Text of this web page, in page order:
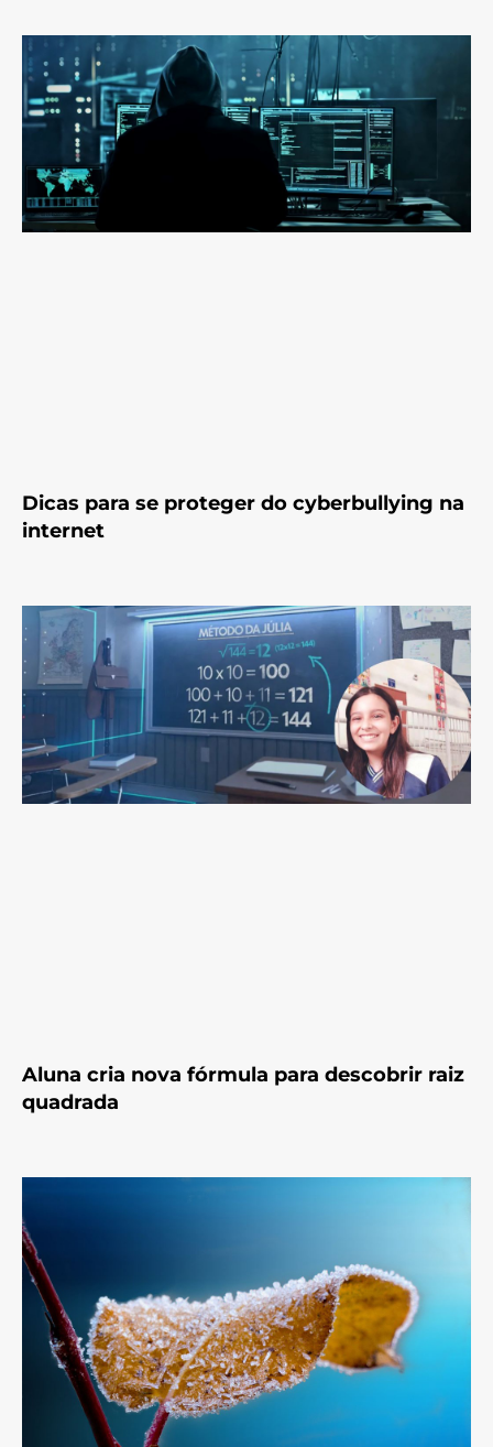
Dicas para se proteger do cyberbullying na
internet
Aluna cria nova fórmula para descobrir raiz
quadrada